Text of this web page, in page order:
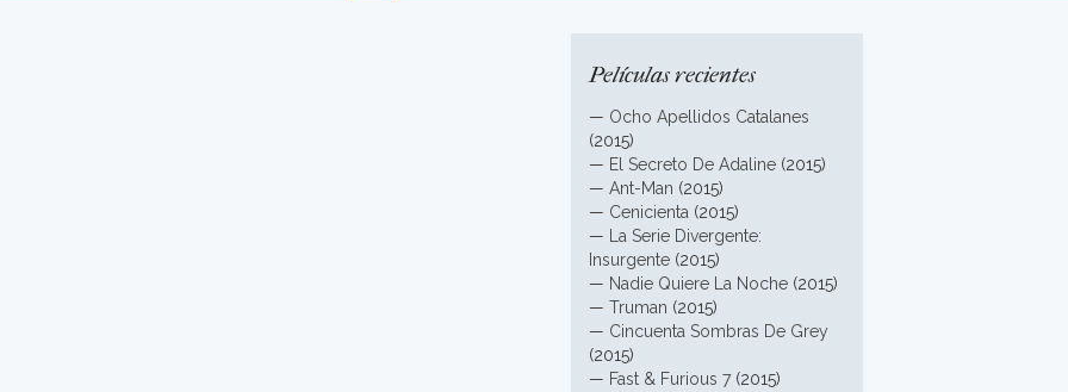
Películas recientes
— Ocho Apellidos Catalanes
(2015)
— El Secreto De Adaline (2015)
— Ant-Man (2015)
— Cenicienta (2015)
—
La Serie Divergente:
Insurgente (2015)
— Nadie Quiere La Noche (2015)
— Truman (2015)
— Cincuenta Sombras De Grey
(2015)
— Fast & Furious 7 (2015)